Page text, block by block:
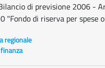
di previsione 2006 -
"Fondo di riserva per spese
regionale